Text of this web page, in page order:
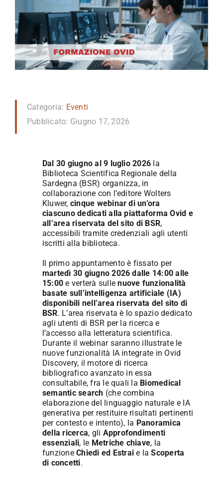
Categoria: Eventi
Pubblicato: Giugno 17, 2026
Dal 30 giugno al 9 luglio 2026 la
Biblioteca Scientifica Regionale della
Sardegna (BSR) organizza, in
collaborazione con l’editore Wolters
Kluwer, cinque webinar di un’ora
ciascuno dedicati alla piattaforma Ovid e
all’area riservata del sito di BSR,
accessibili tramite credenziali agli utenti
iscritti alla biblioteca.
Il primo appuntamento è fissato per
martedì 30 giugno 2026 dalle 14:00 alle
15:00 e verterà sullenuove funzionalità
basate sull’intelligenza artificiale (IA)
disponibili nell’area riservata del sito di
BSR. L’area riservata è lo spazio dedicato
agli utenti di BSR per la ricerca e
l’accesso alla letteratura scientifica.
Durante il webinar saranno illustrate le
nuove funzionalità IA integrate in Ovid
Discovery, il motore di ricerca
bibliografico avanzato in essa
consultabile, fra le quali la Biomedical
semantic search (che combina
elaborazione del linguaggio naturale e IA
generativa per restituire risultati pertinenti
per contesto e intento), la Panoramica
della ricerca, gli Approfondimenti
essenziali, le Metriche chiave, la
funzioneChiedi ed Estraie laScoperta
di concetti.